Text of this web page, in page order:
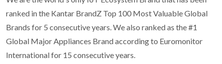
ranked in the Kantar BrandZ Top 100 Most Valuable Global
Brands for 5 consecutive years. We also ranked as the #1
Global Major Appliances Brand according to Euromonitor
International for 15 consecutive years.